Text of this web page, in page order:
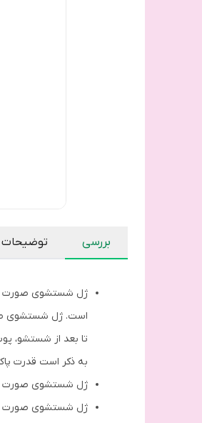
بررسی توضیحات
به ذکر است قدرت
ژل شستشوی صورت
ژل شستشوی صورت